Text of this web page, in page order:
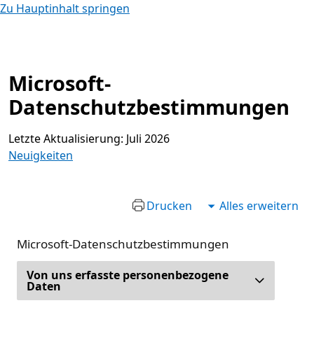
Zu Hauptinhalt springen
Microsoft-
Datenschutzbestimmungen
Letzte Aktualisierung: Juli 2026
Neuigkeiten
Drucken Alles erweitern
Microsoft-Datenschutzbestimmungen
Von uns erfasste personenbezogene
Daten